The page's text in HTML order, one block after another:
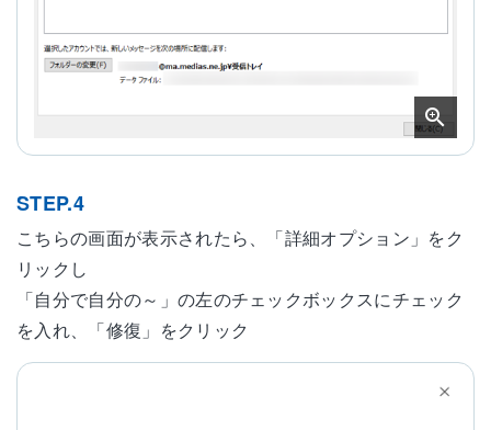
STEP.4
こちらの画面が表示されたら、「詳細オプション」をク
リックし
「自分で自分の～」の左のチェックボックスにチェック
を入れ、「修復」をクリック